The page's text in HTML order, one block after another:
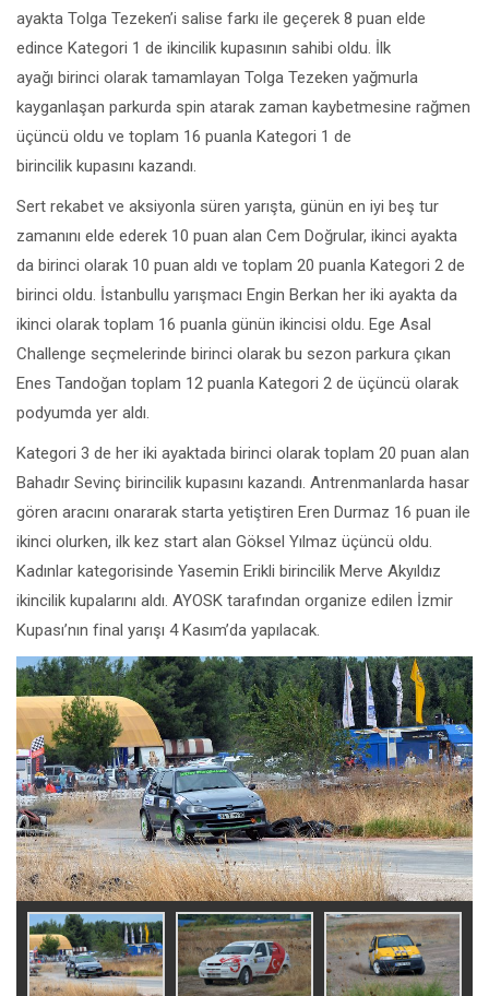
ayakta Tolga Tezeken’i salise farkı ile geçerek 8 puan elde
edince Kategori 1 de ikincilik kupasının sahibi oldu. İlk
ayağı birinci olarak tamamlayan Tolga Tezeken yağmurla
kayganlaşan parkurda spin atarak zaman kaybetmesine rağmen
üçüncü oldu ve toplam 16 puanla Kategori 1 de
birincilik kupasını kazandı.
Sert rekabet ve aksiyonla süren yarışta, günün en iyi beş tur
zamanını elde ederek 10 puan alan Cem Doğrular, ikinci ayakta
da birinci olarak 10 puan aldı ve toplam 20 puanla Kategori 2 de
birinci oldu. İstanbullu yarışmacı Engin Berkan her iki ayakta da
ikinci olarak toplam 16 puanla günün ikincisi oldu. Ege Asal
Challenge seçmelerinde birinci olarak bu sezon parkura çıkan
Enes Tandoğan toplam 12 puanla Kategori 2 de üçüncü olarak
podyumda yer aldı.
Kategori 3 de her iki ayaktada birinci olarak toplam 20 puan alan
Bahadır Sevinç birincilik kupasını kazandı. Antrenmanlarda hasar
gören aracını onararak starta yetiştiren Eren Durmaz 16 puan ile
ikinci olurken, ilk kez start alan Göksel Yılmaz üçüncü oldu.
Kadınlar kategorisinde Yasemin Erikli birincilik Merve Akyıldız
ikincilik kupalarını aldı. AYOSK tarafından organize edilen İzmir
Kupası’nın final yarışı 4 Kasım’da yapılacak.